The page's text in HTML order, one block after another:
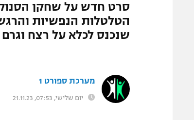
סרט חדש על שחקן
הטלטלות הנפשיות
שנכנס לכלא על רצח וגרם
מערכת ספורט 1
יום שלישי, 07:53, 21.11.23